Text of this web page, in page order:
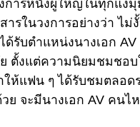
การหนังผู้ใหญ่ในทุกแง่
รในวงการอย่างว่า ไม่
ด้รับตำแหน่งนางเอก
ตั้งแต่ความนิยมชมชอบ
ห้แฟน ๆ ได้รับชมตลอด
วย จะมีนางเอก AV คนไ